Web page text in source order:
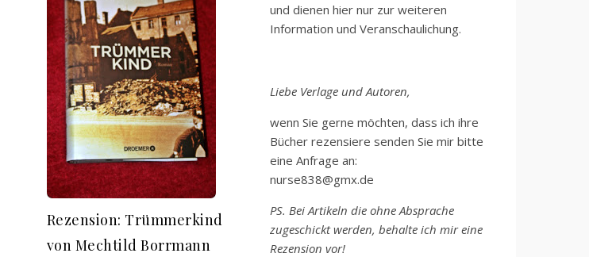
Rezension: Trümmerkind
von Mechtild Borrmann
und dienen hier nur zur weiteren
Information und Veranschaulichung.
Liebe Verlage und Autoren,
wenn Sie gerne möchten, dass ich ihre
Bücher rezensiere senden Sie mir bitte
eine Anfrage an:
nurse838@gmx.de
PS. Bei Artikeln die ohne Absprache
zugeschickt werden, behalte ich mir eine
Rezension vor!